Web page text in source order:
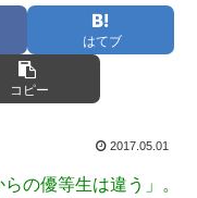
はてブ
コピー
2017.05.01
の優等生は違う」。